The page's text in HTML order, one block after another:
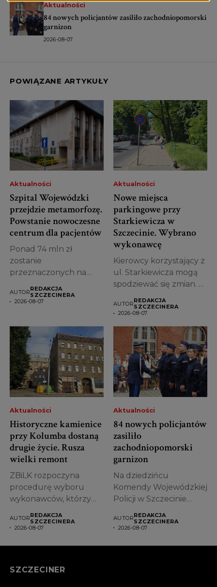
Aktualności
84 nowych policjantów zasiliło zachodniopomorski
garnizon
2026-08-07
POWIĄZANE ARTYKUŁY
Aktualności
Szpital Wojewódzki
przejdzie metamorfozę.
Powstanie nowoczesne
centrum dla pacjentów
Ponad 74 mln zł
zostanie
przeznaczonych na
najstarszych obiektów...
AUTORREDAKCJA
SZCZECINERA
2026-08-07
Aktualności
Nowe miejsca
parkingowe przy
Starkiewicza w
Szczecinie. Wybrano
wykonawcę
Kierowcy korzystający z
ul. Starkiewicza mogą
spodziewać się zmian. W
AUTORREDAKCJA
SZCZECINERA
2026-08-07
Aktualności
Historyczne kamienice
przy Kolumba dostaną
drugie życie. Rusza
wielki remont
ZBiLK rozpoczyna
procedurę wyboru
wykonawców, którzy
modernizacją
AUTORREDAKCJA
SZCZECINERA
2026-08-07
Aktualności
84 nowych policjantów
zasiliło
zachodniopomorski
garnizon
Na dziedzińcu
Komendy Wojewódzkiej
Policji w Szczecinie
ślubowanie nowych...
AUTORREDAKCJA
SZCZECINERA
2026-08-07
SZCZECINER